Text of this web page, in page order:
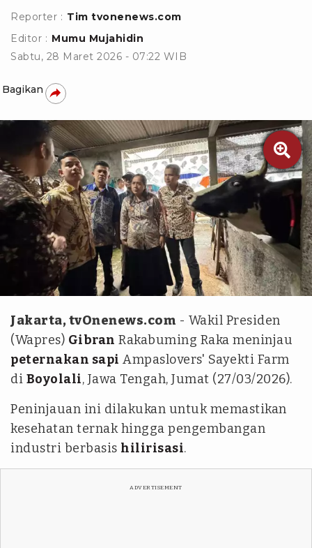
Reporter : Tim tvonenews.com
Editor : Mumu Mujahidin
Sabtu, 28 Maret 2026 - 07:22 WIB
Bagikan

dok. Biro Setwapres
Jakarta, tvOnenews.com - Wakil Presiden
(Wapres) Gibran Rakabuming Raka meninjau
peternakan sapi Ampaslovers' Sayekti Farm
di Boyolali, Jawa Tengah, Jumat (27/03/2026).
Peninjauan ini dilakukan untuk memastikan
kesehatan ternak hingga pengembangan
industri berbasis hilirisasi.
ADVERTISEMENT